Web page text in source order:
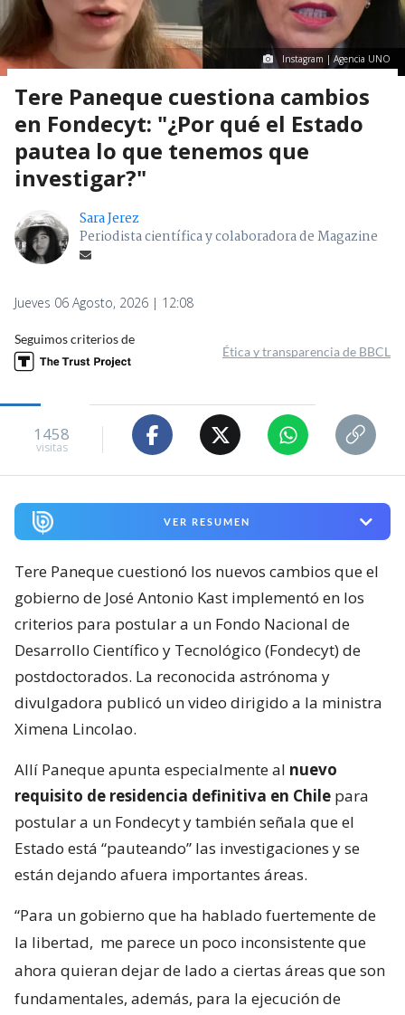
Instagram | Agencia UNO
Tere Paneque cuestiona cambios
en Fondecyt: "¿Por qué el Estado
pautea lo que tenemos que
investigar?"
Sara Jerez
Periodista científica y colaboradora de Magazine
Jueves 06 Agosto, 2026 | 12:08
Seguimos criterios de
Ética y transparencia de BBCL
1458
visitas
VER RESUMEN
Tere Paneque cuestionó los nuevos cambios que el
gobierno de José Antonio Kast implementó en los
criterios para postular a un Fondo Nacional de
Desarrollo Científico y Tecnológico (Fondecyt) de
postdoctorados. La reconocida astrónoma y
divulgadora publicó un video dirigido a la ministra
Ximena Lincolao.
Allí Paneque apunta especialmente al nuevo
requisito de residencia definitiva en Chile para
postular a un Fondecyt y también señala que el
Estado está “pauteando” las investigaciones y se
están dejando afuera importantes áreas.
“Para un gobierno que ha hablado fuertemente de
la libertad, me parece un poco inconsistente que
ahora quieran dejar de lado a ciertas áreas que son
fundamentales, además, para la ejecución de